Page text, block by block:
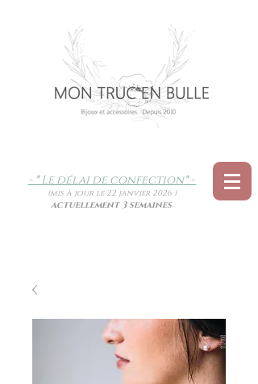
- * Le délai de confection* -
(mis à jour le 22 janvier 2026 )
actuellement 3 semaines